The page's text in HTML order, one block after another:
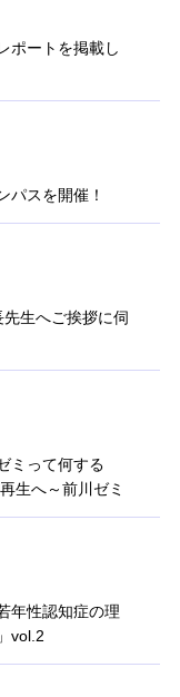
ポートを掲載し
パスを開催！
先生へご挨拶に伺
ミって何する
生へ～前川ゼミ
年性認知症の理
vol.2